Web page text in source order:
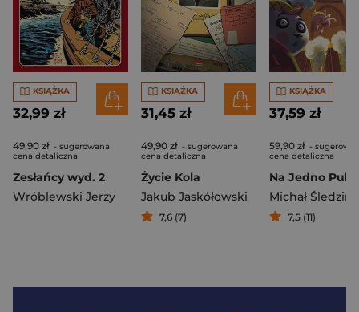
KSIĄŻKA
32,99 zł
49,90 zł - sugerowana
cena detaliczna
Zesłańcy wyd. 2
Wróblewski Jerzy
KSIĄŻKA
31,45 zł
49,90 zł - sugerowana
cena detaliczna
Życie Kola
Jakub Jaskółowski
7,6 (7)
KSIĄŻKA
37,59 zł
59,90 zł -
cena detaliczna
Na Jedno Pub
Michał
7,5 (11)